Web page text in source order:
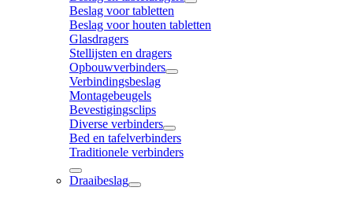
Beslag voor tabletten
Beslag voor houten tabletten
Glasdragers
Stellijsten en dragers
Opbouwverbinders
Verbindingsbeslag
Montagebeugels
Bevestigingsclips
Diverse verbinders
Bed en tafelverbinders
Traditionele verbinders
Draaibeslag